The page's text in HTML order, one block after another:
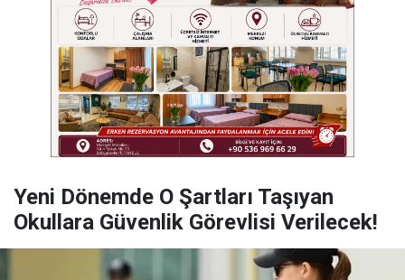
Yeni Dönemde O Şartları Taşıyan
Okullara Güvenlik Görevlisi Verilecek!